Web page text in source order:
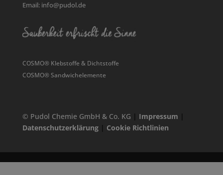
Email: info@pudol.de
COSMO® Klebstoffe & Dichtstoffe
COSMO® Sandwichelemente
© Pudol Chemie GmbH & Co. KG | Impressum |
Datenschutzerklärung| Cookie Richtlinien